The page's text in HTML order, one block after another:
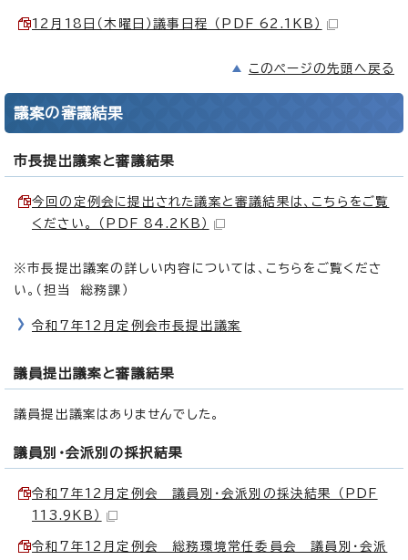
12月18日（木曜日）議事日程 （PDF 62.1KB）
このページの先頭へ戻る
議案の審議結果
市長提出議案と審議結果
今回の定例会に提出された議案と審議結果は、こちらをご覧
ください。 （PDF 84.2KB）
※市長提出議案の詳しい内容については、こちらをご覧くださ
い。（担当 総務課）
令和7年12月定例会市長提出議案
議員提出議案と審議結果
議員提出議案はありませんでした。
議員別・会派別の採択結果
令和7年12月定例会 議員別・会派別の採決結果 （PDF
113.9KB）
令和7年12月定例会 総務環境常任委員会 議員別・会派